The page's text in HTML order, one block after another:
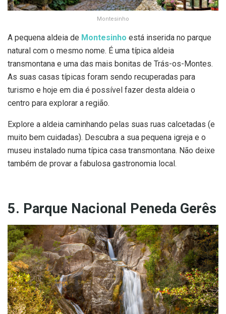
Montesinho
A pequena aldeia de Montesinho está inserida no parque
natural com o mesmo nome. É uma típica aldeia
transmontana e uma das mais bonitas de Trás-os-Montes.
As suas casas típicas foram sendo recuperadas para
turismo e hoje em dia é possível fazer desta aldeia o
centro para explorar a região.
Explore a aldeia caminhando pelas suas ruas calcetadas (e
muito bem cuidadas). Descubra a sua pequena igreja e o
museu instalado numa típica casa transmontana. Não deixe
também de provar a fabulosa gastronomia local.
5. Parque Nacional Peneda Gerês